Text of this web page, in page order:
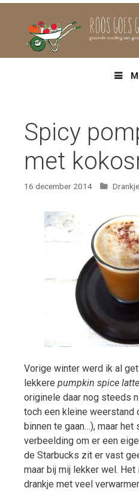
Spicy
met
16 december 2014
Vorige winter werd ik al
lekkere pumpkin spice latte
originele daar nog steeds
toch een kleine weerstand
binnen te gaan…), maar
verbeelding om er een
de Starbucks zit er vast
maar bij mij lekker wel.
drankje met veel